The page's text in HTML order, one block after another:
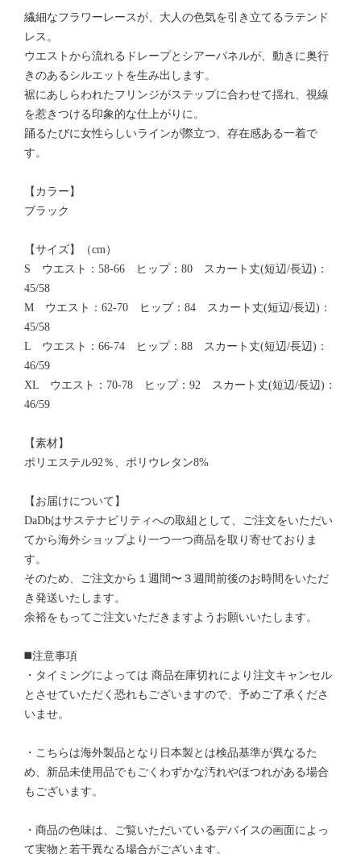
繊細なフラワーレースが、大人の色気を引き立てるラテンド
レス。
ウエストから流れるドレープとシアーパネルが、動きに奥行
きのあるシルエットを生み出します。
裾にあしらわれたフリンジがステップに合わせて揺れ、視線
を惹きつける印象的な仕上がりに。
踊るたびに女性らしいラインが際立つ、存在感ある一着で
す。
【カラー】
ブラック
【サイズ】（cm）
S ウエスト：58-66 ヒップ：80 スカート丈(短辺/長辺)：
45/58
M ウエスト：62-70 ヒップ：84 スカート丈(短辺/長辺)：
45/58
L ウエスト：66-74 ヒップ：88 スカート丈(短辺/長辺)：
46/59
XL ウエスト：70-78 ヒップ：92 スカート丈(短辺/長辺)：
46/59
【素材】
ポリエステル92％、ポリウレタン8%
【お届けについて】
DaDbはサステナビリティへの取組として、ご注文をいただい
てから海外ショップより一つ一つ商品を取り寄せておりま
す。
そのため、ご注文から１週間〜３週間前後のお時間をいただ
き発送いたします。
余裕をもってご注文いただきますようお願いいたします。
◼️注意事項
・タイミングによっては 商品在庫切れにより注文キャンセル
とさせていただく恐れもございますので、予めご了承くださ
いませ。
・こちらは海外製品となり日本製とは検品基準が異なるた
め、新品未使用品でもごくわずかな汚れやほつれがある場合
もございます。
・商品の色味は、ご覧いただいているデバイスの画面によっ
て実物と若干異なる場合がございます。